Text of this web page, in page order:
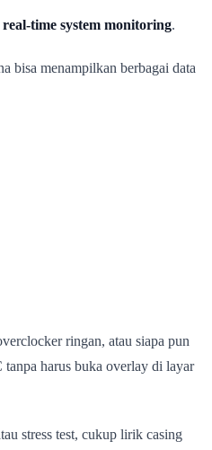
real-time system monitoring.
bisa menampilkan berbagai data
ringan, atau siapa pun
harus buka overlay di layar
stress test, cukup lirik casing